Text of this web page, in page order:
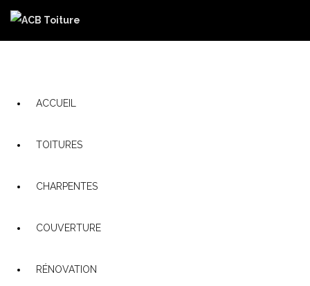
ACCUEIL
TOITURES
CHARPENTES
COUVERTURE
RÉNOVATION